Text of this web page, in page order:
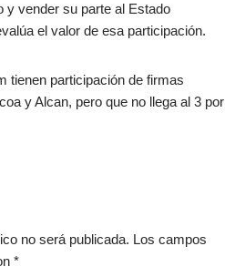
y vender su parte al Estado
el valor de esa participación.
tienen participación de firmas
y Alcan, pero que no llega al 3 por
no será publicada. Los campos
*